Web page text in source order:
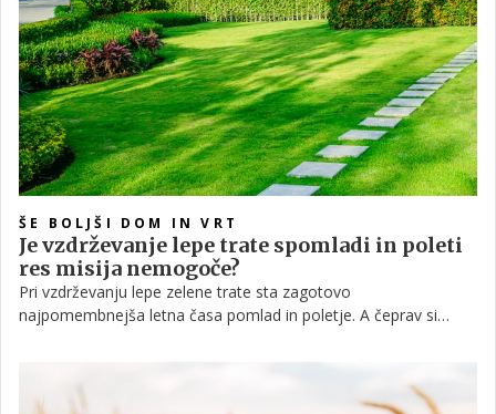
ŠE BOLJŠI DOM IN VRT
Je vzdrževanje lepe trate spomladi in poleti
res misija nemogoče?
Pri vzdrževanju lepe zelene trate sta zagotovo
najpomembnejša letna časa pomlad in poletje. A čeprav si
je ta najbolj podvržena negativnim dejavnikom. Na srečo lahko
s pravilno nego, ki vključuje nekaj koristnih nasvetov, poskrbite,
da bo pogled iz vašega doma na travnato dvorišče vedno